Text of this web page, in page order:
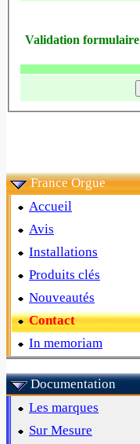
Validation formulaire
France Orgue
Accueil
Avis
Installations
Produits clés
Nouveautés
Contact
In memoriam
Documentation
Les marques
Sur Mesure